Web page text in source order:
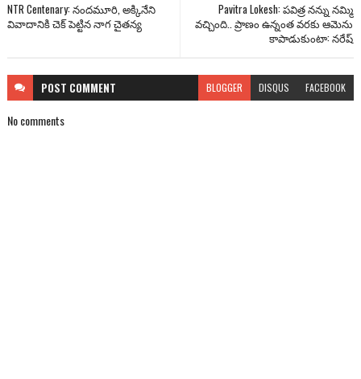
Pavitra Lokesh: ప‌విత్ర న‌న్ను న‌మ్మి
వ‌చ్చింది.. ప్రాణం ఉన్నంత వ‌ర‌కు ఆమెను
కాపాడుకుంటా: న‌రేష్‌
NTR Centenary: నందమూరి, అక్కినేని
వివాదానికి చెక్ పెట్టిన నాగ చైత‌న్య‌
POST COMMENT BLOGGER DISQUS FACEBOOK
No comments